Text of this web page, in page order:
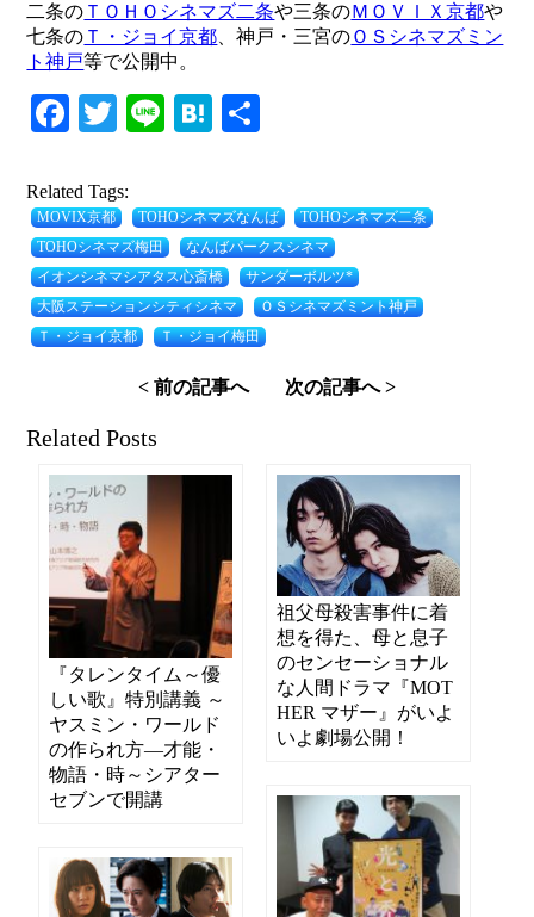
二条の ＴＯＨＯシネマズ二条や三条のＭＯＶＩＸ京都や
七条の Ｔ・ジョイ京都 、神戸・三宮のＯＳシネマズミン
ト神戸等で公開中。
Facebook
TwitterLineHatena
Related Tags:
MOVIX京都 TOHOシネマズなんば
TOHOシネマズ二条
TOHOシネマズ梅田
なんばパークスシネマ
イオンシネマシアタス心斎橋
サンダーボルツ*
大阪ステーションシティシネマ
ＯＳシネマズミント神戸
Ｔ・ジョイ京都
Ｔ・ジョイ梅田
< 前の記事へ 次の記事へ >
Related Posts
『タレンタイム～優
しい歌』特別講義 ～
ヤスミン・ワールド
の作られ方―才能・
物語・時～シアター
セブンで開講
祖父母殺害事件に着
想を得た、母と息子
のセンセーショナル
な人間ドラマ『MOT
HER マザー』がいよ
いよ劇場公開！